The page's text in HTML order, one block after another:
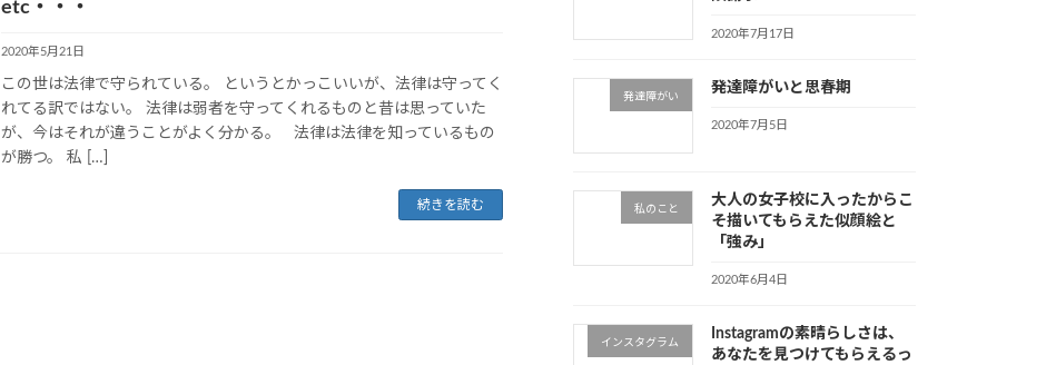
etc・・・
2020年5月21日
この世は法律で守られている。 というとかっこいいが、法律は守ってく
れてる訳ではない。 法律は弱者を守ってくれるものと昔は思っていた
が、今はそれが違うことがよく分かる。 法律は法律を知っているもの
が勝つ。 私 […]
続きを読む
2020年7月17日
発達障がい
発達障がいと思春期
2020年7月5日
私のこと
大人の女子校に入ったからこ
そ描いてもらえた似顔絵と
「強み」
2020年6月4日
インスタグラム
Instagramの素晴らしさは、
あなたを見つけてもらえるっ